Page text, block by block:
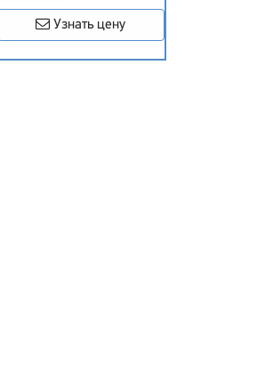
Узнать цену